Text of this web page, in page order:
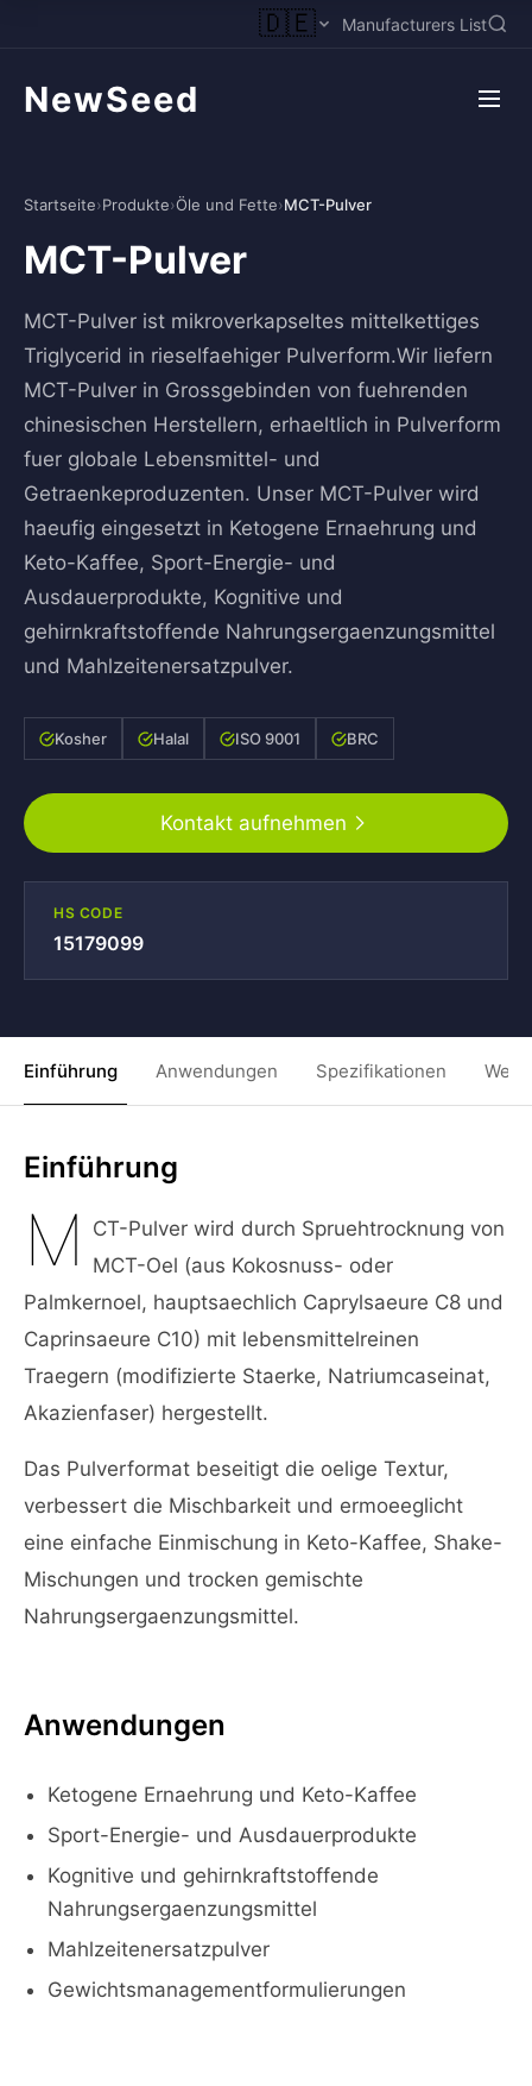
🇩🇪 Manufacturers List
NewSeed
Startseite›Produkte›Öle und Fette›MCT-Pulver
MCT-Pulver
MCT-Pulver ist mikroverkapseltes mittelkettiges
Triglycerid in rieselfaehiger Pulverform.Wir liefern
MCT-Pulver in Grossgebinden von fuehrenden
chinesischen Herstellern, erhaeltlich in Pulverform
fuer globale Lebensmittel- und
Getraenkeproduzenten. Unser MCT-Pulver wird
haeufig eingesetzt in Ketogene Ernaehrung und
Keto-Kaffee, Sport-Energie- und
Ausdauerprodukte, Kognitive und
gehirnkraftstoffende Nahrungsergaenzungsmittel
und Mahlzeitenersatzpulver.
Kosher Halal ISO 9001 BRC
Kontakt aufnehmen
HS CODE
15179099
Einführung Anwendungen Spezifikationen
Einführung
M
CT-Pulver wird durch Spruehtrocknung von
MCT-Oel (aus Kokosnuss- oder
Palmkernoel, hauptsaechlich Caprylsaeure C8 und
Caprinsaeure C10) mit lebensmittelreinen
Traegern (modifizierte Staerke, Natriumcaseinat,
Akazienfaser) hergestellt.
Das Pulverformat beseitigt die oelige Textur,
verbessert die Mischbarkeit und ermoeeglicht
eine einfache Einmischung in Keto-Kaffee, Shake-
Mischungen und trocken gemischte
Nahrungsergaenzungsmittel.
Anwendungen
Ketogene Ernaehrung und Keto-Kaffee
Sport-Energie- und Ausdauerprodukte
Kognitive und gehirnkraftstoffende
Nahrungsergaenzungsmittel
Mahlzeitenersatzpulver
Gewichtsmanagementformulierungen